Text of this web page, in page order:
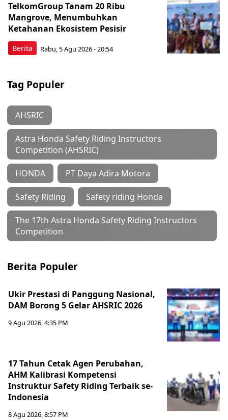
Berita
TelkomGroup Tanam 20 Ribu
Mangrove, Menumbuhkan
Ketahanan Ekosistem Pesisir
Rabu, 5 Agu 2026 - 20:54
Tag Populer
AHSRIC
Astra Honda Safety Riding Instructors
Competition (AHSRIC)
HONDA PT Daya Adira Motora
Safety Riding Safety riding Honda
The 17th Astra Honda Safety Riding Instructors
Competition
Berita Populer
Ukir Prestasi di Panggung Nasional,
DAM Borong 5 Gelar AHSRIC 2026
9 Agu 2026, 4:35 PM
17 Tahun Cetak Agen Perubahan,
AHM Kalibrasi Kompetensi
Instruktur Safety Riding Terbaik se-
Indonesia
8 Agu 2026, 8:57 PM